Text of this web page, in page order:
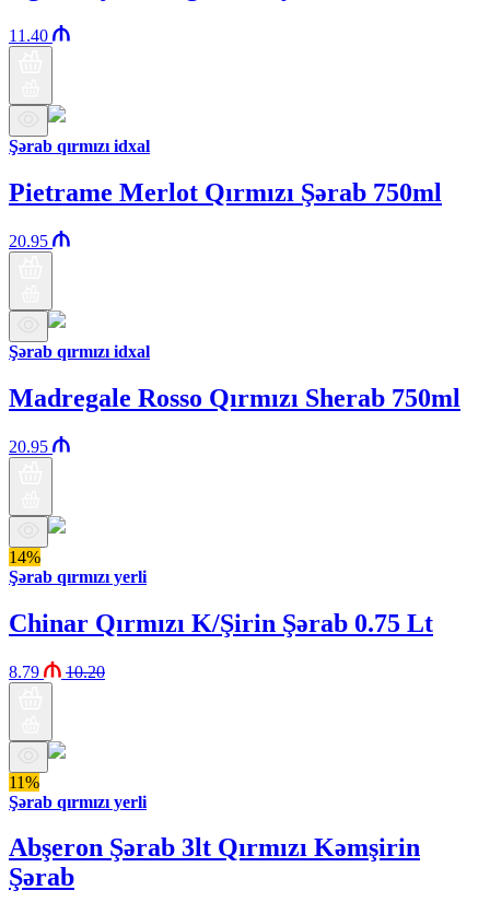
11.40
Şərab qırmızı idxal
Pietrame Merlot Qırmızı Şərab 750ml
20.95
Şərab qırmızı idxal
Madregale Rosso Qırmızı Sherab 750ml
20.95
14%
Şərab qırmızı yerli
Chinar Qırmızı K/Şirin Şərab 0.75 Lt
8.79 10.20
11%
Şərab qırmızı yerli
Abşeron Şərab 3lt Qırmızı Kəmşirin
Şərab